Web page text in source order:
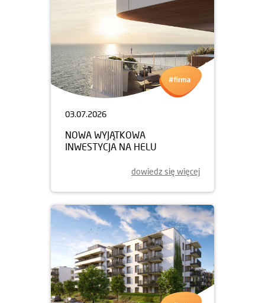
03.07.2026
NOWA WYJĄTKOWA
INWESTYCJA NA HELU
dowiedz się więcej